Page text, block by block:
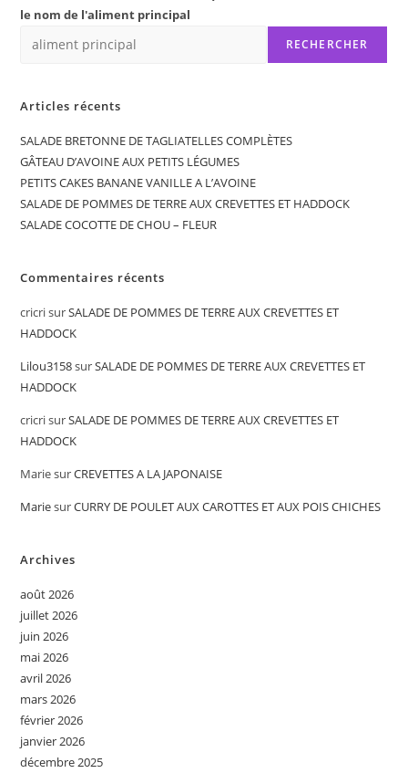
le nom de l'aliment principal
RECHERCHER
Articles récents
SALADE BRETONNE DE TAGLIATELLES COMPLÈTES
GÂTEAU D’AVOINE AUX PETITS LÉGUMES
PETITS CAKES BANANE VANILLE A L’AVOINE
SALADE DE POMMES DE TERRE AUX CREVETTES ET HADDOCK
SALADE COCOTTE DE CHOU – FLEUR
Commentaires récents
cricrisurSALADE DE POMMES DE TERRE AUX CREVETTES ET
HADDOCK
Lilou3158surSALADE DE POMMES DE TERRE AUX CREVETTES ET
HADDOCK
cricrisurSALADE DE POMMES DE TERRE AUX CREVETTES ET
HADDOCK
MariesurCREVETTES A LA JAPONAISE
MariesurCURRY DE POULET AUX CAROTTES ET AUX POIS CHICHES
Archives
août 2026
juillet 2026
juin 2026
mai 2026
avril 2026
mars 2026
février 2026
janvier 2026
décembre 2025